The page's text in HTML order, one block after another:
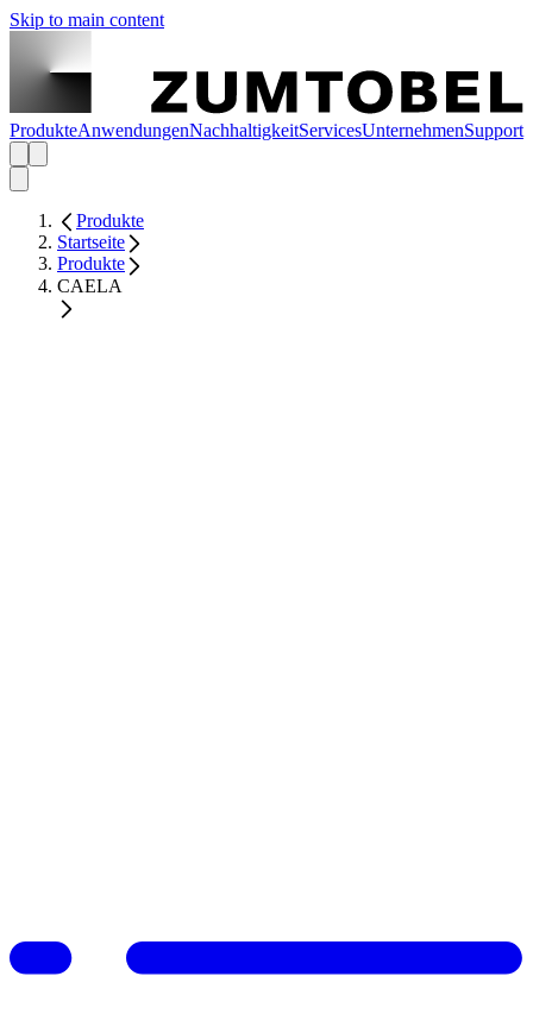
Skip to main content
ProdukteAnwendungenNachhaltigkeitServicesUnternehmenSupport
Produkte
Startseite
Produkte
CAELA